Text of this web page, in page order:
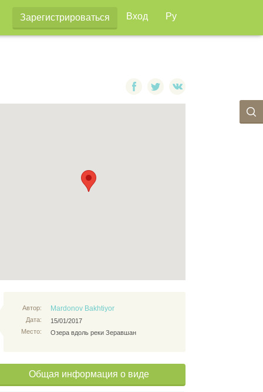
Зарегистрироваться Вход Ру
Автор:
Дата:
Место:
Mardonov Bakhtiyor
15/01/2017
Озера вдоль реки Зеравшан
Общая информация о виде